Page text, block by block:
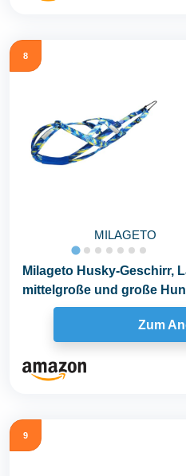
8
MILAGETO
Milageto Husky-Geschirr,
mittelgroße und große
Zum
9